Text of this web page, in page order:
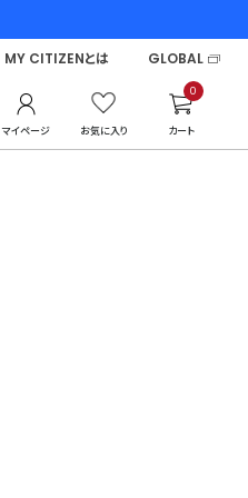
マイページ お気に入り
0
カート
MY CITIZENとは GLOBAL